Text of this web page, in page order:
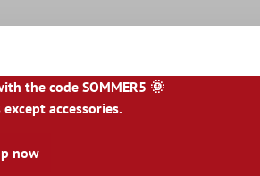
|NO|HU|BG|HR|
Naturala
the code SOMMER5 🌞
accessories.
now